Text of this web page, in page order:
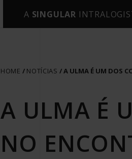
A SINGULAR
HOME NOTÍCIAS A ULMA É UM DOS
A ULMA É
NO